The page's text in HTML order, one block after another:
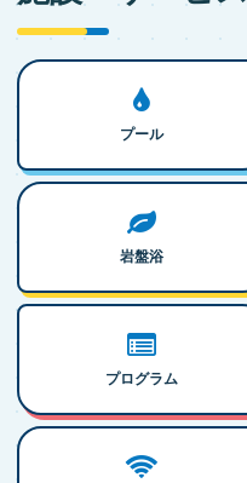
プール
岩盤浴
プログラム